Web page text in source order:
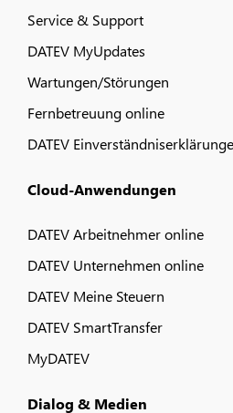
Service & Support
DATEV MyUpdates
Wartungen/Störungen
Fernbetreuung online
DATEV
Cloud-Anwendungen
DATEV Arbeitnehmer online
DATEV Unternehmen online
DATEV Meine Steuern
DATEV SmartTransfer
MyDATEV
Dialog & Medien